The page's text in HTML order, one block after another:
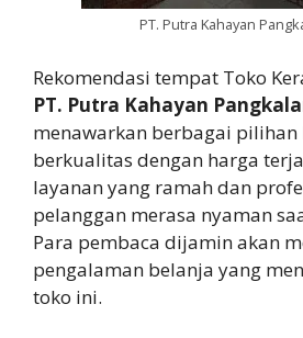
PT. Putra Kahayan
Rekomendasi tempat Toko
PT. Putra Kahayan
menawarkan berbagai
berkualitas dengan harga
layanan yang ramah dan
pelanggan merasa nyaman
Para pembaca dijamin akan
pengalaman belanja yang
toko ini.